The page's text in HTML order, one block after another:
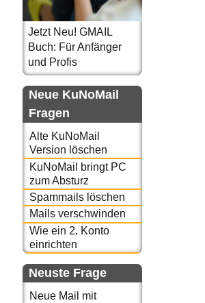
Jetzt Neu! GMAIL
Buch: Für Anfänger
und Profis
Neue KuNoMail
Fragen
Alte KuNoMail
Version löschen
KuNoMail bringt PC
zum Absturz
Spammails löschen
Mails verschwinden
Wie ein 2. Konto
einrichten
Neuste Frage
Neue Mail mit